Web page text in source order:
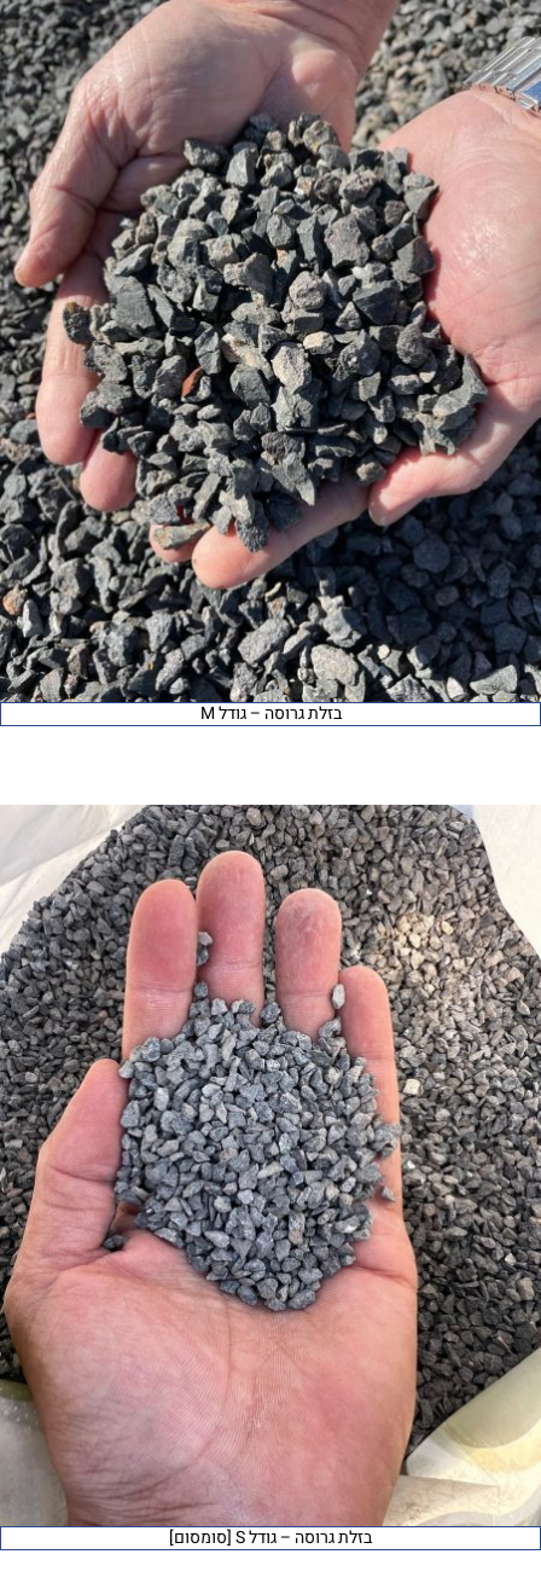
בזלת גרוסה – גודל M
בזלת גרוסה – גודל S [סומסום]